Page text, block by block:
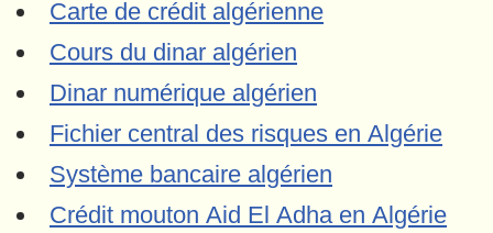
Carte de crédit algérienne
Cours du dinar algérien
Dinar numérique algérien
Fichier central des risques en Algérie
Système bancaire algérien
Crédit mouton Aid El Adha en Algérie